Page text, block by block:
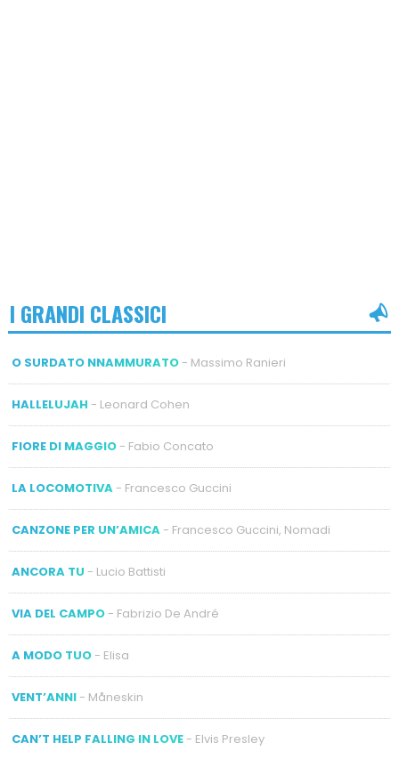
I GRANDI CLASSICI
O SURDATO NNAMMURATO- Massimo Ranieri
HALLELUJAH - Leonard Cohen
FIORE DI MAGGIO- Fabio Concato
LA LOCOMOTIVA- Francesco Guccini
CANZONE PER UN’AMICA- Francesco Guccini, Nomadi
ANCORA TU - Lucio Battisti
VIA DEL CAMPO- Fabrizio De André
A MODO TUO- Elisa
VENT’ANNI- Måneskin
CAN’T HELP FALLING IN LOVE- Elvis Presley